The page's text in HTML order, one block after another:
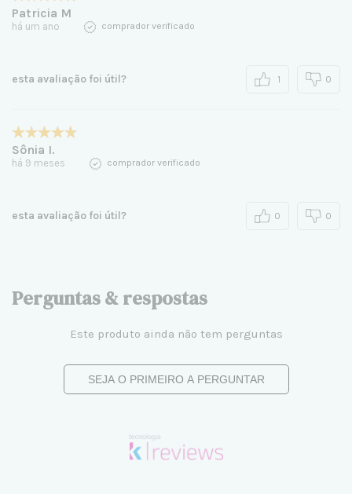
Patricia M
há um ano comprador verificado
esta avaliação foi útil? 1 0
Sônia I.
há 9 meses comprador verificado
esta avaliação foi útil? 0 0
Perguntas & respostas
Este produto ainda não tem perguntas
SEJA O PRIMEIRO A PERGUNTAR